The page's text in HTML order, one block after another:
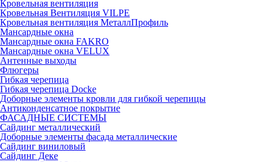
Кровельная вентиляция
Кровельная Вентиляция VILPE
Кровельная вентиляция МеталлПрофиль
Мансардные окна
Мансардные окна FAKRO
Мансардные окна VELUX
Антенные выходы
Флюгеры
Гибкая черепица
Гибкая черепица Docke
Доборные элементы кровли для гибкой черепицы
Антиконденсатное покрытие
ФАСАДНЫЕ СИСТЕМЫ
Сайдинг металлический
Доборные элементы фасада металлические
Сайдинг виниловый
Сайдинг Деке